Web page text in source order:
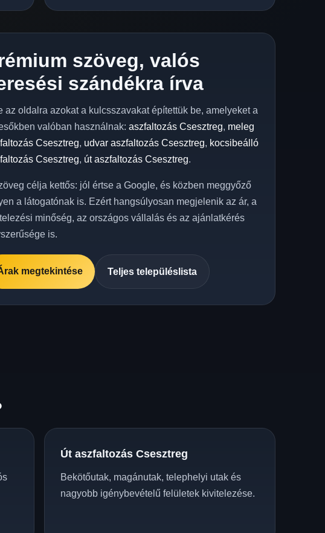
szöveg, valós
szándékra írva
az oldalra azokat a kulcsszavakat építettük be, amelyeket a
valóban használnak:aszfaltozás Csesztreg, meleg
Csesztreg, udvar aszfaltozás Csesztreg, kocsibeálló
Csesztreg, út aszfaltozás Csesztreg.
célja kettős: jól értse a Google, és közben meggyőző
a látogatónak is. Ezért hangsúlyosan megjelenik az ár, a
minőség, az országos vállalás és az ajánlatkérés
is.
megtekintése Teljes településlista
Út aszfaltozás Csesztreg
Bekötőutak, magánutak, telephelyi utak és
nagyobb igénybevételű felületek kivitelezése.